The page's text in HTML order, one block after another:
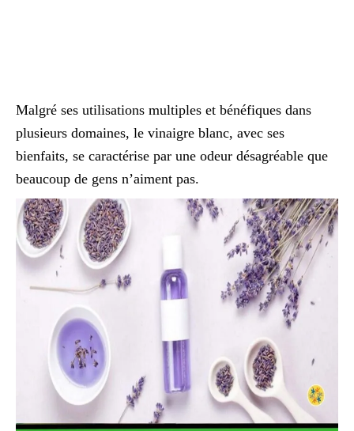
Malgré ses utilisations multiples et bénéfiques dans
plusieurs domaines, le vinaigre blanc, avec ses
bienfaits, se caractérise par une odeur désagréable que
beaucoup de gens n’aiment pas.